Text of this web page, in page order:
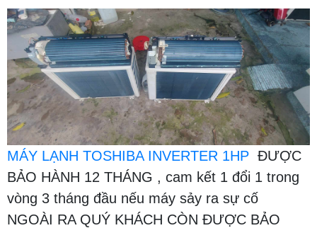
MÁY LẠNH TOSHIBA INVERTER 1HP ĐƯỢC
BẢO HÀNH 12 THÁNG , cam kết 1 đổi 1 trong
vòng 3 tháng đầu nếu máy sảy ra sự cố
NGOÀI RA QUÝ KHÁCH CÒN ĐƯỢC BẢO